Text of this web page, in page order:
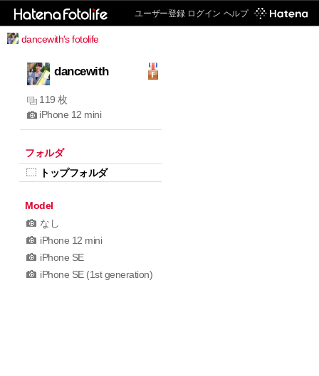
ユーザー登録 ログイン ヘルプ
dancewith's fotolife
dancewith
119 枚
iPhone 12 mini
フォルダ
トップフォルダ
Model
なし
iPhone 12 mini
iPhone SE
iPhone SE (1st generation)